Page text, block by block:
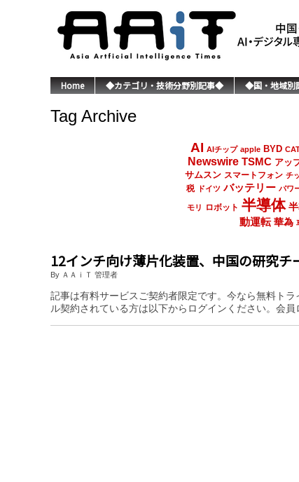
Home ◆カテゴリ・技術分野別記事◆ ◆国・地域
Tag Archive
AI AIチップ apple BYD
Newswire TSMC アッ
サムスン スマートフォン チ
税
ドイツ バッテリー パワ
モリ ロボット 半導体
動運転 華為
12インチ向け薄片化装置、中国の研究チ
By ＡＡｉＴ 管理者
記事は有料サービスご契約者限定です。今なら無料ト
ル契約されている方は以下からログインください。会員